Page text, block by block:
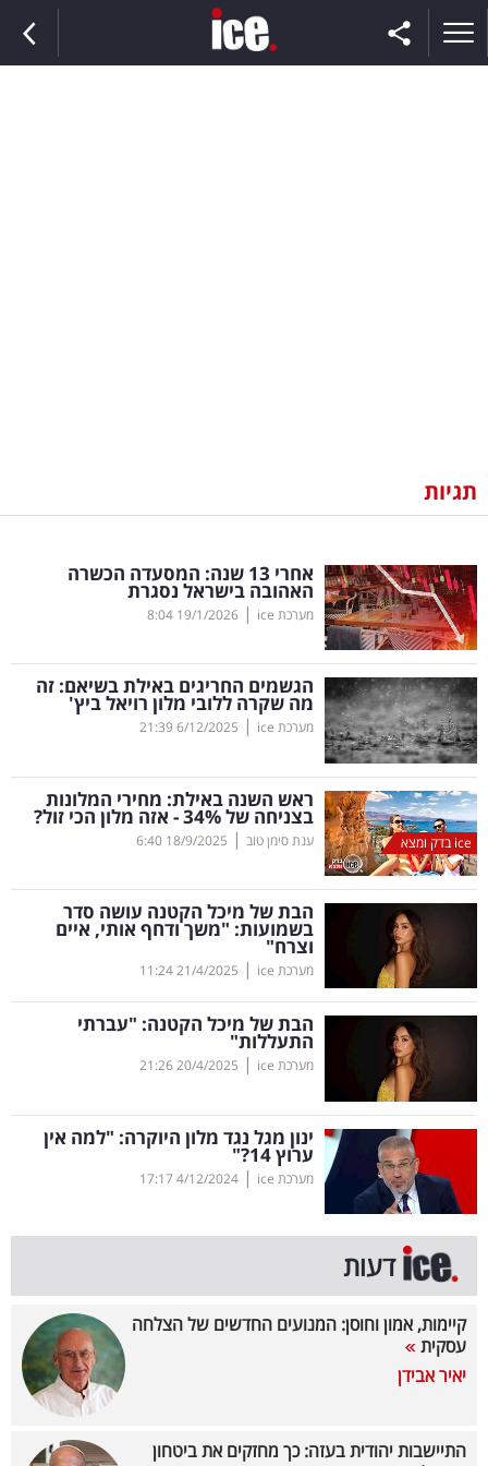
וצרכנות
דיגיטל
וטק
שיווק
ופרסום
משפט
מדדים
ומחקרים
דעות
רכילות
עסקית
קריפטו
ויראלי
טלוויזיה
עסקי
ספורט
קריירה
ולימודים
מינויים
רכב
תגיות
אחרי 13 שנה: המסעדה הכשרה
האהובה בישראל נסגרת
מערכת ice |
19/1/2026
8:04
הגשמים החריגים באילת בשיאם: זה
מה שקרה ללובי מלון רויאל ביץ'
מערכת ice |
6/12/2025
21:39
ice בדק ומצא
ראש השנה באילת: מחירי המלונות
בצניחה של 34% - אזה מלון הכי זול?
ענת סימן טוב |
18/9/2025
6:40
הבת של מיכל הקטנה עושה סדר
בשמועות: "משך ודחף אותי, איים
וצרח"
מערכת ice |
21/4/2025
11:24
הבת של מיכל הקטנה: "עברתי
התעללות"
מערכת ice |
20/4/2025
21:26
ינון מגל נגד מלון היוקרה: "למה אין
ערוץ 14?"
מערכת ice |
4/12/2024
17:17
דעות
קיימות, אמון וחוסן: המנועים החדשים של הצלחה
עסקית
יאיר אבידן
התיישבות יהודית בעזה: כך מחזקים את ביטחון